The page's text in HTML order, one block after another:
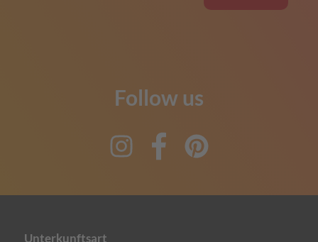
Follow us
InstagramFacebook
Unterkunftsart